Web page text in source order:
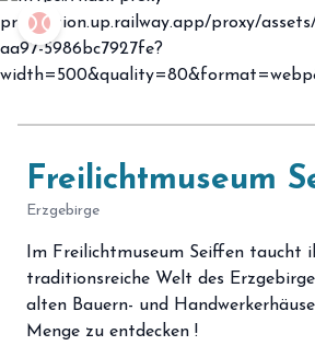
sports_baseball
Freilichtmuseum
Erzgebirge
Im Freilichtmuseum Seiffen taucht
traditionsreiche Welt des
alten Bauern- und
Menge zu entdecken !